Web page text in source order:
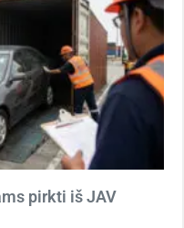
pirkti iš JAV